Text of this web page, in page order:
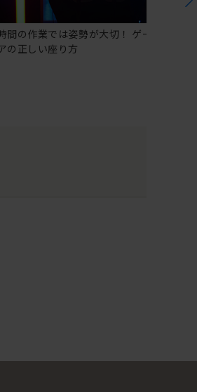
間の作業では姿勢が大切！ ゲーミングチ
の正しい座り方